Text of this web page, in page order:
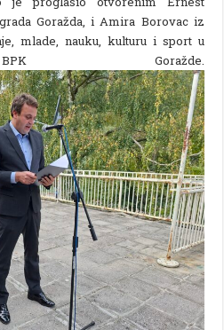
Goražda, i Amira Borovac iz
mlade, nauku, kulturu i sport u
Goražde.